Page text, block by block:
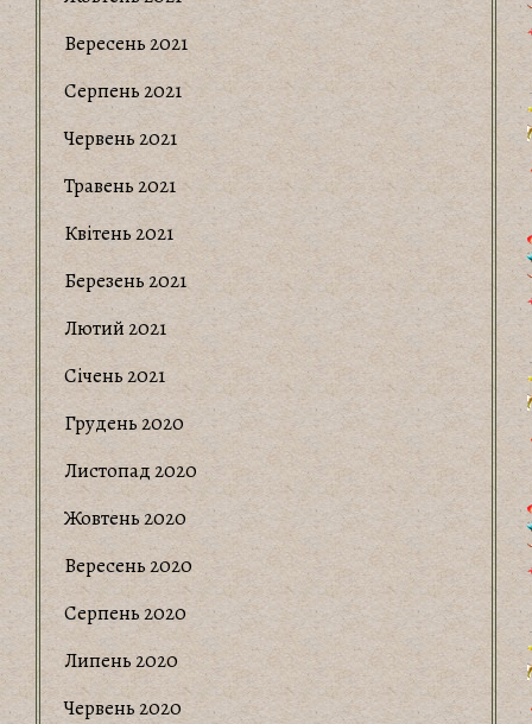
Вересень 2021
Серпень 2021
Червень 2021
Травень 2021
Квітень 2021
Березень 2021
Лютий 2021
Січень 2021
Грудень 2020
Листопад 2020
Жовтень 2020
Вересень 2020
Серпень 2020
Липень 2020
Червень 2020